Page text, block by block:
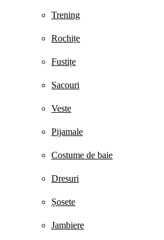
Trening
Rochițe
Fustițe
Sacouri
Veste
Pijamale
Costume de baie
Dresuri
Șosete
Jambiere